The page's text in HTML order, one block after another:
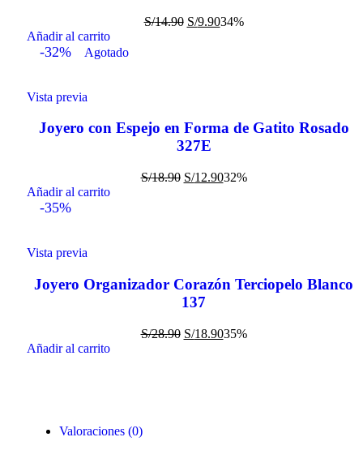
S/14.90 S/9.9034%
Añadir al carrito
-32% Agotado
Vista previa
Joyero con Espejo en Forma de Gatito Rosado
327E
S/18.90 S/12.9032%
Añadir al carrito
-35%
Vista previa
Joyero Organizador Corazón Terciopelo Blanco
137
S/28.90 S/18.9035%
Añadir al carrito
Valoraciones (0)